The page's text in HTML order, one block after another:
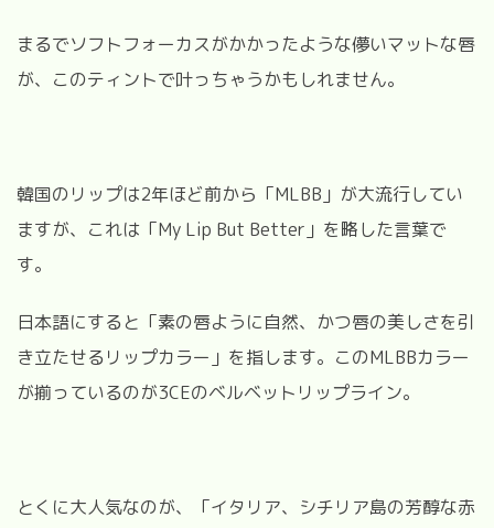
まるでソフトフォーカスがかかったような儚いマットな唇
が、このティントで叶っちゃうかもしれません。
韓国のリップは2年ほど前から「MLBB」が大流行してい
ますが、これは「My Lip But Better」を略した言葉で
す。
日本語にすると「素の唇ように自然、かつ唇の美しさを引
き立たせるリップカラー」を指します。このMLBBカラー
が揃っているのが3CEのベルベットリップライン。
とくに大人気なのが、「イタリア、シチリア島の芳醇な赤